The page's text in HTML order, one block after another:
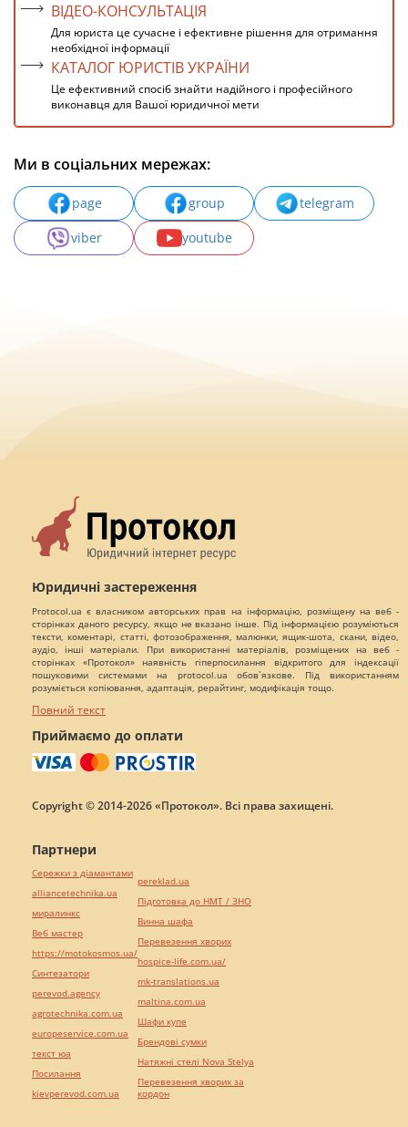
ВІДЕО-КОНСУЛЬТАЦІЯ
Для юриста це сучасне і ефективне рішення для отримання
необхідної інформації
КАТАЛОГ ЮРИСТІВ УКРАЇНИ
Це ефективний спосіб знайти надійного і професійного
виконавця для Вашої юридичної мети
Ми в соціальних мережах:
page group
telegram
viber
youtube
Юридичні застереження
Protocol.ua є власником авторських прав на інформацію, розміщену на веб -
сторінках даного ресурсу, якщо не вказано інше. Під інформацією розуміються
тексти, коментарі, статті, фотозображення, малюнки, ящик-шота, скани, відео,
аудіо, інші матеріали. При використанні матеріалів, розміщених на веб -
сторінках «Протокол» наявність гіперпосилання відкритого для індексації
пошуковими системами на protocol.ua обов`язкове. Під використанням
розуміється копіювання, адаптація, рерайтинг, модифікація тощо.
Повний текст
Приймаємо до оплати
Copyright © 2014-2026 «Протокол». Всі права захищені.
Партнери
Сережки з діамантами
alliancetechnika.ua
миралинкс
Веб мастер
https://motokosmos.ua/
Синтезатори
perevod.agency
agrotechnika.com.ua
europeservice.com.ua
текст юа
Посилання
kievperevod.com.ua
pereklad.ua
Підготовка до НМТ / ЗНО
Винна шафа
Перевезення хворих
hospice-life.com.ua/
mk-translations.ua
maltina.com.ua
Шафи купе
Брендові сумки
Натяжні стелі Nova Stelya
Перевезення хворих за
кордон